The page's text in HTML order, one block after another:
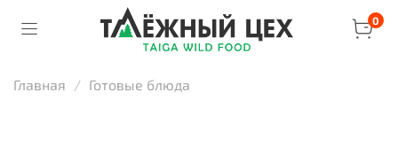
0
Главная Готовые блюда